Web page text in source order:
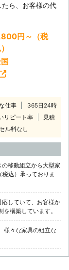
ら、お客様の代
円～（税
仕事
365日24時
リピート率
見積
ル料なし
移動組立から大型家
込）承っておりま
していて、お客様か
構築しています。
様々な家具の組立な